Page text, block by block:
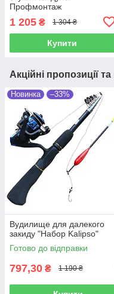
Профмонтаж
1 205 ₴ 1 304 ₴
Купити
Акційні пропозиції
Новинка –33%
Вудилище для далекого
закиду "Набор Kalipso"
Готово до відправки
797,30 ₴ 1 190 ₴